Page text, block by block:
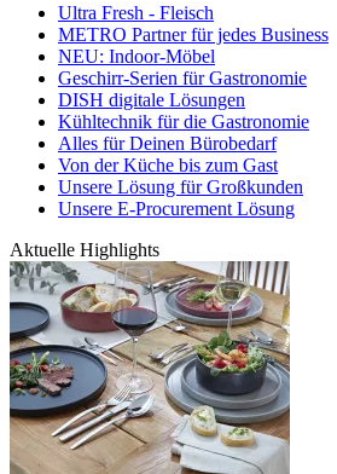
Ultra Fresh - Fleisch
METRO Partner für jedes Business
NEU: Indoor-Möbel
Geschirr-Serien für Gastronomie
DISH digitale Lösungen
Kühltechnik für die Gastronomie
Alles für Deinen Bürobedarf
Von der Küche bis zum Gast
Unsere Lösung für Großkunden
Unsere E-Procurement Lösung
Aktuelle Highlights